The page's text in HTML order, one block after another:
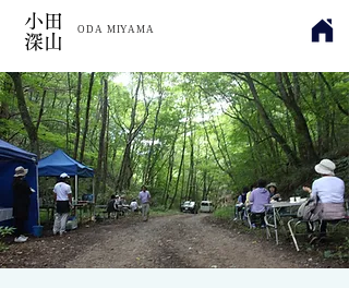
小田
深山
​ODA MIYAMA